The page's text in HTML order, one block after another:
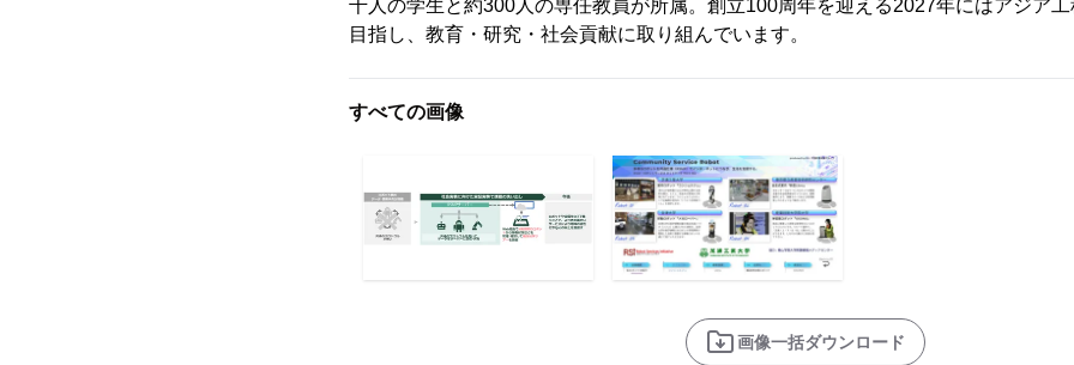
千人の学生と約300人の専任教員が所属。創立100周年を迎える2027年にはアジア
目指し、教育・研究・社会貢献に取り組んでいます。
すべての画像
画像一括ダウンロード